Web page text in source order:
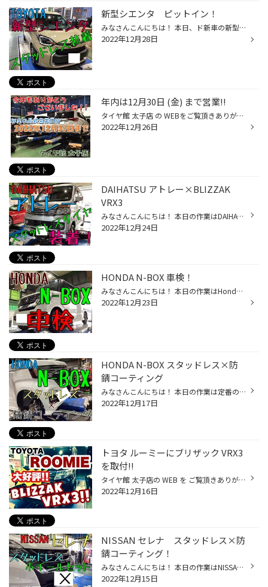
新型シエンタ ピットイン！
みなさんこんにちは！ 本日、ド新車の新型シエンタが入庫してきました！ 作業はスタッドレス・ホイールセットの取り付けでした！！ 装着するのはBLIZZAK VRX3とトップラン VR5とのセットです！ お車の色合いとマッチしてますね！ この冬は新車の入庫が多いです！ 新車が納車された方でスタッドレス...
2022年12月28日
年内は12月30日 (金) まで営業!!
タイヤ館 太子店 の WEBをご覧頂きありがとうございます!! 今年も残すところあとわずかとなりましたね(^^) お正月準備は進んでいますか?? 新品タイヤへの交換 スタッドレスタイヤへの履き替え エンジンオイル交換 バッテリー交換 ・ ・ ・ などなど お任せください!! タイヤのことならやっぱりタイ...
2022年12月26日
DAIHATSU アトレー×BLIZZAK
VRX3
みなさんこんにちは！ 本日の作業はDAIHATSU アトレーの スタッドレスVRX3へのタイヤ交換です！ 冷え込みがかなり厳しくなりましたね！雪だけでなく路面の凍結も心配ですね… いよいよ決算セールも12/25(日) 明日までです！！ スタッドレスタイヤの在庫も残り僅かになってきています！ 年末年始に帰...
2022年12月24日
HONDA N-BOX 車検！
みなさんこんにちは！ 本日の作業はHonda N-BOXの車検です！ スタッドレスタイヤだけでなく、もちろん車検もやっています！ 来年、車検のお客様は是非当店でお待ちしております！ 無料のお見積りも作成しますので、お気軽にスタッフまでお声がけください！ タイヤ館 太子店では おクルマの"無料安全...
2022年12月23日
HONDA N-BOX スタッドレス×防
錆コーティング
みなさんこんにちは！ 本日の作業は定番のスタッドレスタイヤへの交換と 防錆コーティング施工です！ （スタッドレスタイヤ装着の写真は撮り忘れました…） 急遽北の方へ行かれるということで、閉店間際にご来店、 ご購入して頂き、防錆コーテイングもして頂きました！ これでご安心ですね！ スタッ...
2022年12月17日
トヨタ ルーミーにブリザック VRX3
を取付!!
タイヤ館 太子店の WEB を ご覧頂きありがとうございます(*'ω'*) 今回はTOYOTA『ルーミー』に BLIZZAK VRX3 の 取付をしました!! ブリヂストンのスタッドレスタイヤと言えば、 " ブリザック BLIZZAK " そのブリザック史上『断トツ』の 氷上性能を持つ " VRX3 " さて、いよいよスタッドレスタイヤを ...
2022年12月16日
NISSAN セレナ スタッドレス×防
錆コーティング！
みなさんこんにちは！ 本日の作業はNISSAN セレナのスタッドレスタイヤホイールセット 装着と防錆コーティング施工をしました！ 雪道を走られるのなら防錆コーティングは必須ですね！ 装着するスタッドレスタイヤは アイスパートナー2とトップランRD5のセットです！ スタッドレスタイヤの装着と一緒...
2022年12月15日